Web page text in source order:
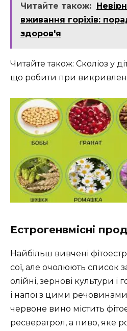
Читайте також:
вживання горіхів:
здоров'я
Читайте також: Сколіоз у
що робити при
Естрогенвмісні
Найбільш вивчені
сої, але очолюють список
олійні, зернові культури і
і напої з цими
червоне вино містить
ресвератрол, а пиво, яке